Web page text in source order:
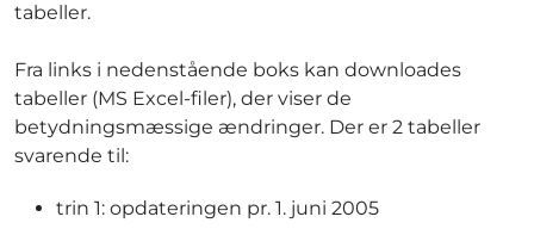
tabeller.
Fra links i nedenstående boks kan downloades
tabeller (MS Excel-filer), der viser de
betydningsmæssige ændringer. Der er 2 tabeller
svarende til:
trin 1: opdateringen pr. 1. juni 2005